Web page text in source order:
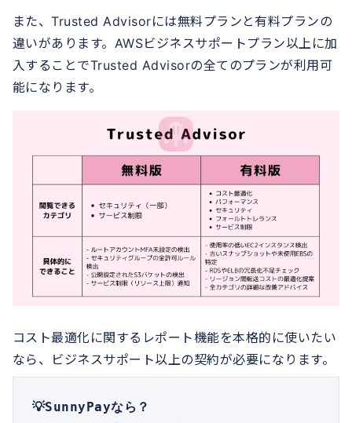
また、Trusted Advisorには無料プランと有料プランの
違いがあります。AWSビジネスサポートプラン以上に加
入することでTrusted Advisorの全てのプランが利用可
能になります。
コスト最適化に関するレポート機能を本格的に使いたい
なら、ビジネスサポート以上の契約が必要になります。
💡SunnyPayなら？